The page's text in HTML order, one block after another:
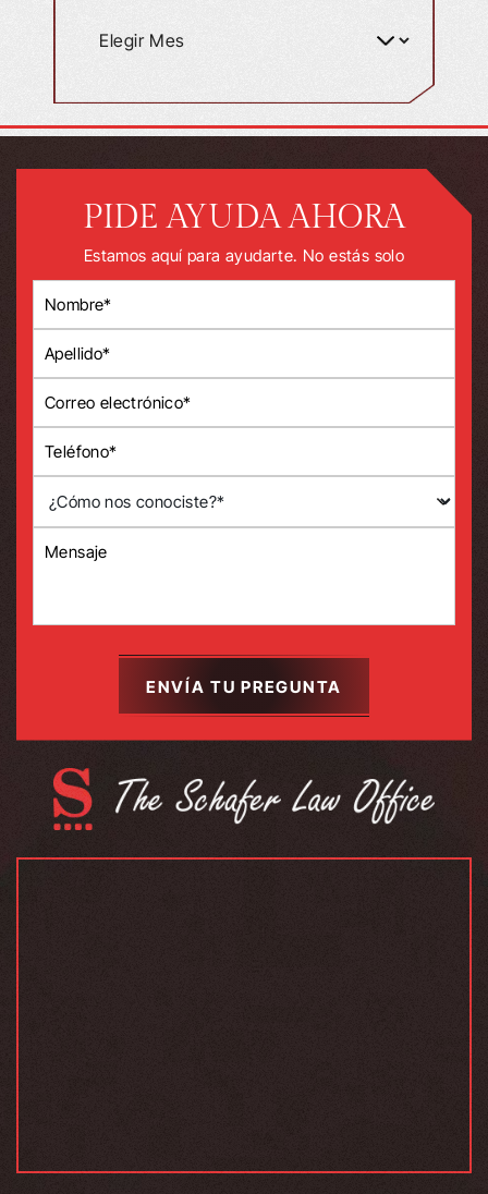
PIDE AYUDA AHORA
Estamos aquí para ayudarte. No estás solo